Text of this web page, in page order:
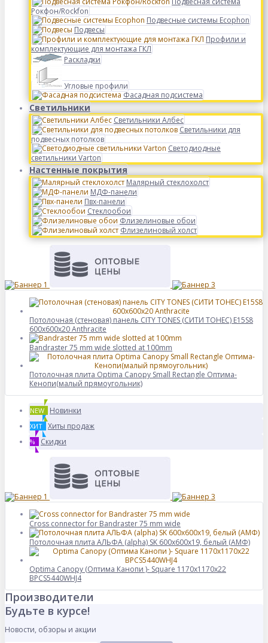
Рокфон/Rockfon
Подвесные системы Ecophon
Подвесы
Профили и
комплектующие для монтажа ГКЛ
Раскладки
Угловые профили
Фасадная подсистема
Светильники
Светильники Албес
Светильники для
подвесных потолков
Светодиодные
светильники Varton
Настенные покрытия
Малярный стеклохолст
МДФ-панели
Пвх-панели
Стеклообои
Флизелиновые обои
Флизелиновый холст
Потолочная (стеновая) панель CITY TONES (CИТИ ТОНЕС) E15S8
600x600x20 Anthracite
Bandraster 75 mm wide slotted at 100mm
Потолочная плита Optima Canopy Small Rectangle Оптима-
Кенопи(малый прямоугольник)
NEW Новинки
ХИТ Хиты продаж
% Скидки
Cross connector for Bandraster 75 mm wide
Потолочная плита АЛЬФА (alpha) SK 600x600x19, белый (АМФ)
Optima Canopy (Оптима Канопи )- Square 1170x1170x22
BPCS5440WHJ4
Производители
Будьте в курсе!
Новости, обзоры и акции